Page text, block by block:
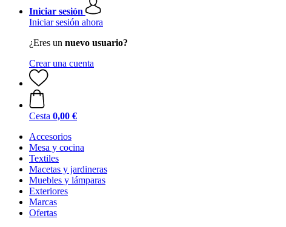
Iniciar sesión
Iniciar sesión ahora
¿Eres un nuevo usuario?
Crear una cuenta
Cesta 0,00 €
Accesorios
Mesa y cocina
Textiles
Macetas y jardineras
Muebles y lámparas
Exteriores
Marcas
Ofertas